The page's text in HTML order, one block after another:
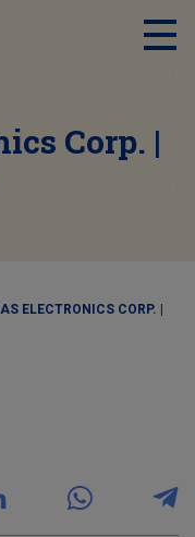
Corp. |
ELECTRONICS CORP. |